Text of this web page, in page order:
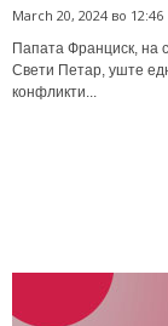
March 20, 2024 во 12:46
Папата Франциск, на
Свети Петар, уште
конфликти...